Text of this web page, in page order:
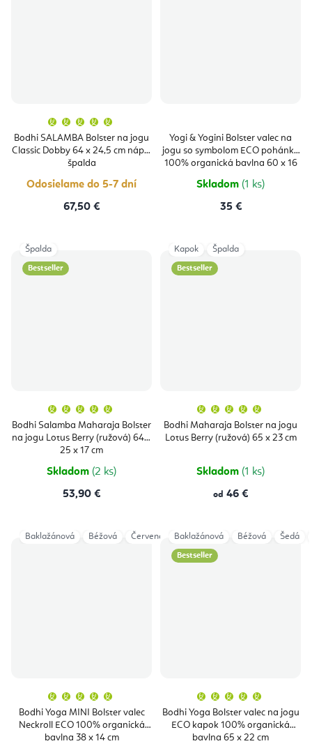
Bodhi SALAMBA Bolster na jogu
Classic Dobby 64 x 24,5 cm náplň
špalda
produktu
je
5,0
hviezdičiek.
Odosielame do 5-7 dní
67,50 €
Yogi & Yogini Bolster valec na
jogu so symbolom ECO pohánka
100% organická bavlna 60 x 16
Skladom (1 ks)
35 €
Bestseller
Bodhi Salamba Maharaja Bolster
na jogu Lotus Berry (ružová) 64 x
25 x 17 cm
produktu
je
5,0
hviezdičiek.
Skladom (2 ks)
53,90 €
Špalda
Bestseller
Bodhi Maharaja Bolster na jogu
Lotus Berry (ružová) 65 x 23 cm
produktu
je
5,0
Skladom (1 ks)
od 46 €
Kapok Špalda
Bodhi Yoga MINI Bolster valec
Neckroll ECO 100% organická
bavlna 38 x 14 cm
produktu
je
5,0
z
5
Baklažánová Béžová Červená Čierna Modrá Šedá
Bestseller
Bodhi Yoga Bolster valec na jogu
ECO kapok 100% organická
bavlna 65 x 22 cm
produktu
je
5,0
z
5
Baklažánová Béžová Šedá